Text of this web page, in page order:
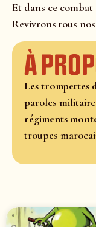
Et dans ce
Revivrons tous
À
Les trompettes
paroles
régiments
troupes